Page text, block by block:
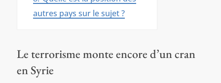
autres pays sur le sujet ?
Le terrorisme monte encore d’un cran
en Syrie